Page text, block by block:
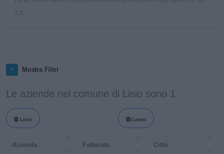
Mostra Filtri
Le aziende nel comune di Lisio sono 1
Lisio Cuneo
Azienda Fatturato Città